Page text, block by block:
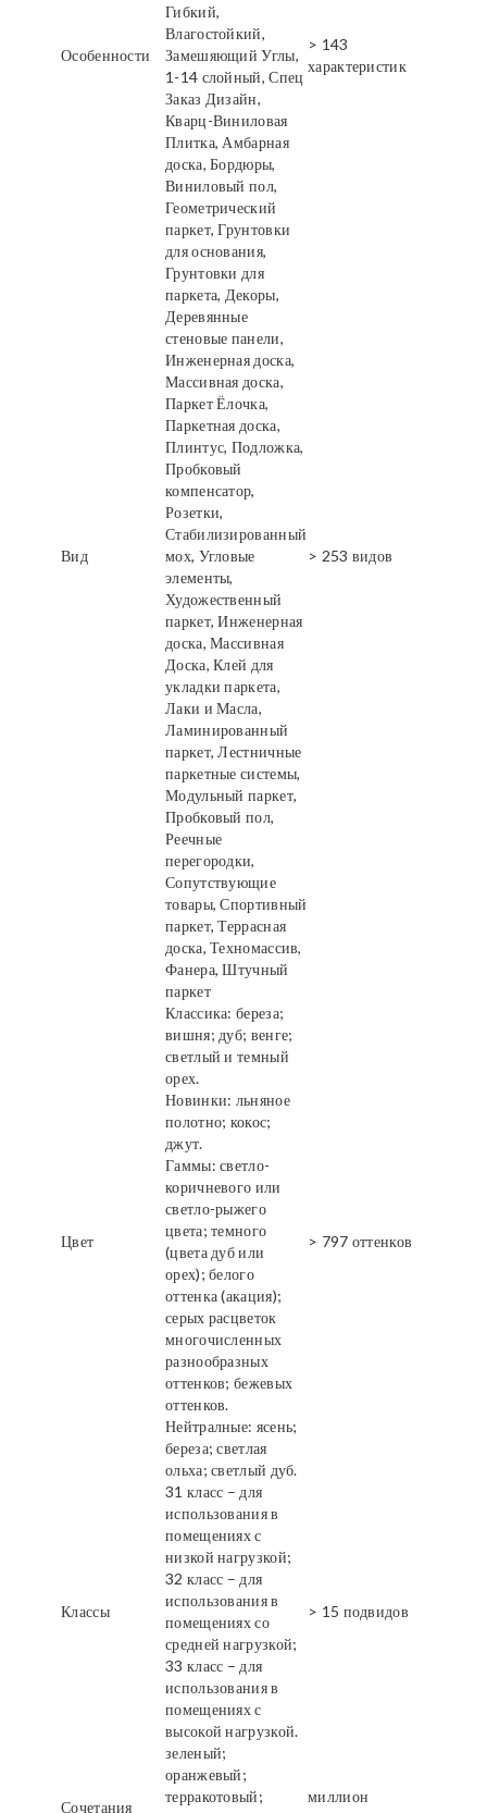
Особенности
Гибкий,
Влагостойкий,
Замешяющий Углы,
1-14 слойный, Спец
Заказ Дизайн,
> 143
характеристик
Вид
Кварц-Виниловая
Плитка, Амбарная
доска, Бордюры,
Виниловый пол,
Геометрический
паркет, Грунтовки
для основания,
Грунтовки для
паркета, Декоры,
Деревянные
стеновые панели,
Инженерная доска,
Массивная доска,
Паркет Ёлочка,
Паркетная доска,
Плинтус, Подложка,
Пробковый
компенсатор,
Розетки,
Стабилизированный
мох, Угловые
элементы,
Художественный
паркет, Инженерная
доска, Массивная
Доска, Клей для
укладки паркета,
Лаки и Масла,
Ламинированный
паркет, Лестничные
паркетные системы,
Модульный паркет,
Пробковый пол,
Реечные
перегородки,
Сопутствующие
товары, Спортивный
паркет, Террасная
доска, Техномассив,
Фанера, Штучный
паркет
> 253 видов
Цвет
Классика: береза;
вишня; дуб; венге;
светлый и темный
орех.
Новинки: льняное
полотно; кокос;
джут.
Гаммы: светло-
коричневого или
светло-рыжего
цвета; темного
(цвета дуб или
орех); белого
оттенка (акация);
серых расцветок
многочисленных
разнообразных
оттенков; бежевых
оттенков.
Нейтралные: ясень;
береза; светлая
ольха; светлый дуб.
> 797 оттенков
Классы
31 класс – для
использования в
помещениях с
низкой нагрузкой;
32 класс – для
использования в
помещениях со
средней нагрузкой;
33 класс – для
использования в
помещениях с
высокой нагрузкой.
> 15 подвидов
Сочетания
зеленый;
оранжевый;
терракотовый;
миллион